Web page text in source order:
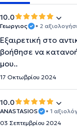
10.0
Γεωργιος • 2
Εξαιρετική στο
βοήθησε να
μου..
17 Οκτωβρίου 2024
10.0
ANASTASIOS
• 1
03 Σεπτεμβρίου 2024